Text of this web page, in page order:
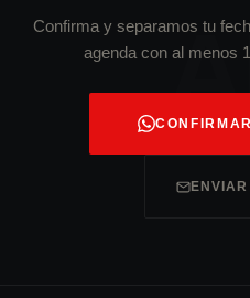
Confirma y separamos tu
agenda con al menos